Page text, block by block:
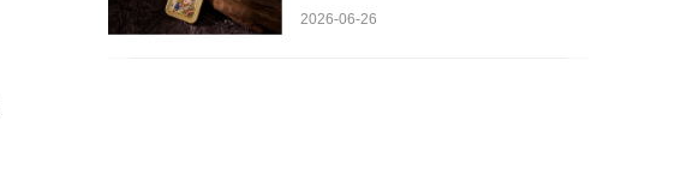
2026-06-26